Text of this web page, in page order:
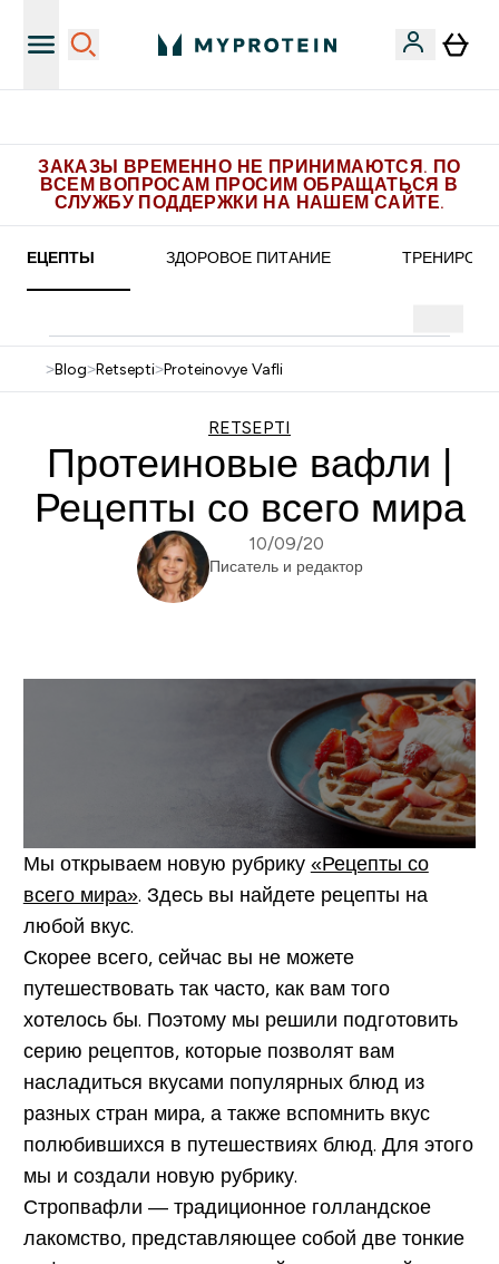
ЗАКАЗЫ ВРЕМЕННО НЕ ПРИНИМАЮТСЯ. ПО
ВСЕМ ВОПРОСАМ ПРОСИМ ОБРАЩАТЬСЯ В
СЛУЖБУ ПОДДЕРЖКИ НА НАШЕМ САЙТЕ.
РЕЦЕПТЫ ЗДОРОВОЕ ПИТАНИЕ
>Blog>Retsepti>Proteinovye Vafli
RETSEPTI
Протеиновые вафли |
Рецепты со всего мира
10/09/20
Писатель и редактор
Мы открываем новую рубрику «Рецепты со
всего мира». Здесь вы найдете рецепты на
любой вкус.
Скорее всего, сейчас вы не можете
путешествовать так часто, как вам того
хотелось бы. Поэтому мы решили подготовить
серию рецептов, которые позволят вам
насладиться вкусами популярных блюд из
разных стран мира, а также вспомнить вкус
полюбившихся в путешествиях блюд. Для этого
мы и создали новую рубрику.
Стропвафли — традиционное голландское
лакомство, представляющее собой две тонкие